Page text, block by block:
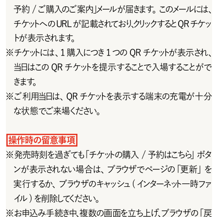
予約 / ご購入のご案内」メールが届きます。このメールには、
チケットへのURLが記載されており、クリックするとQRチケッ
トが表示されます。
※チ ケットには 、1 購 入 に つき 1 つ の Q R チ ケットが 表 示 され 、
当日はこの QR チケットを提示することで入場することがで
きます。
※ご利用当日は、QRチケットを表示する端末の充電が十分
な状態でご来場ください。
操作時の留意事項
※発売時刻を過ぎても「チケットの購入 /予約はこちら」ボタ
ンが表示されない場合は、ブラウザでページの「更新」を
実行するか、ブラウザのキャッシュ ( インターネット一時ファ
イル ) を削除してください。
※お 申 込 み 手 続 き 中 、複 数 の 画 面 を 立 ち 上 げ 、ブ ラ ウ ザ の「 戻